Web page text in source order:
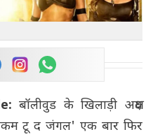
बॉलीवुड के खिलाड़ी अक्षय
टू द जंगल' एक बार फिर